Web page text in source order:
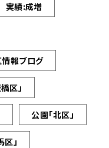
実績:成増
報ブログ
区」
公園「北区」
区」